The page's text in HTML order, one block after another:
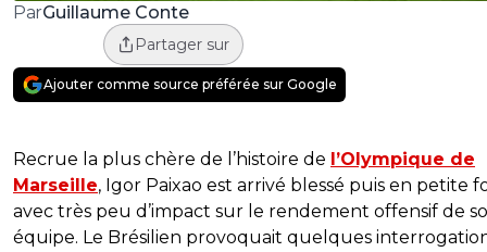
ParGuillaume Conte
Partager sur
Ajouter comme source préférée sur Google
Recrue la plus chère de l’histoire de l’Olympique de
Marseille, Igor Paixao est arrivé blessé puis en petite
avec très peu d’impact sur le rendement offensif de
équipe. Le Brésilien provoquait quelques